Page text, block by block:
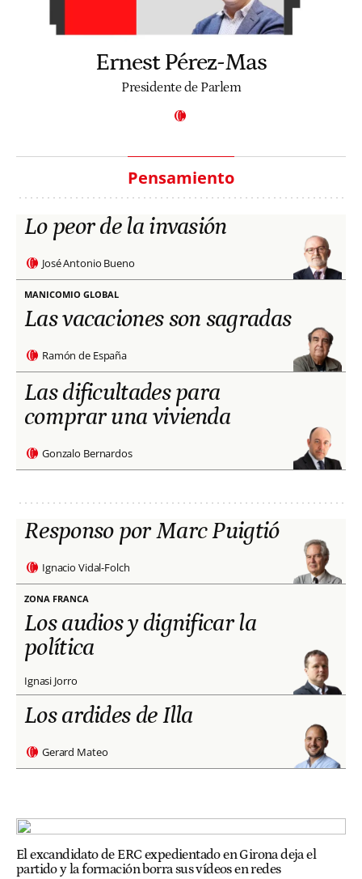
Ernest Pérez-Mas
Presidente de Parlem
Pensamiento
Lo peor de la invasión
José Antonio Bueno
MANICOMIO GLOBAL
Las vacaciones son sagradas
Ramón de España
Las dificultades para
comprar una vivienda
Gonzalo Bernardos
Responso por Marc Puigtió
Ignacio Vidal-Folch
ZONA FRANCA
Los audios y dignificar la
política
Ignasi Jorro
Los ardides de Illa
Gerard Mateo
El excandidato de ERC expedientado en Girona deja el
partido y la formación borra sus vídeos en redes